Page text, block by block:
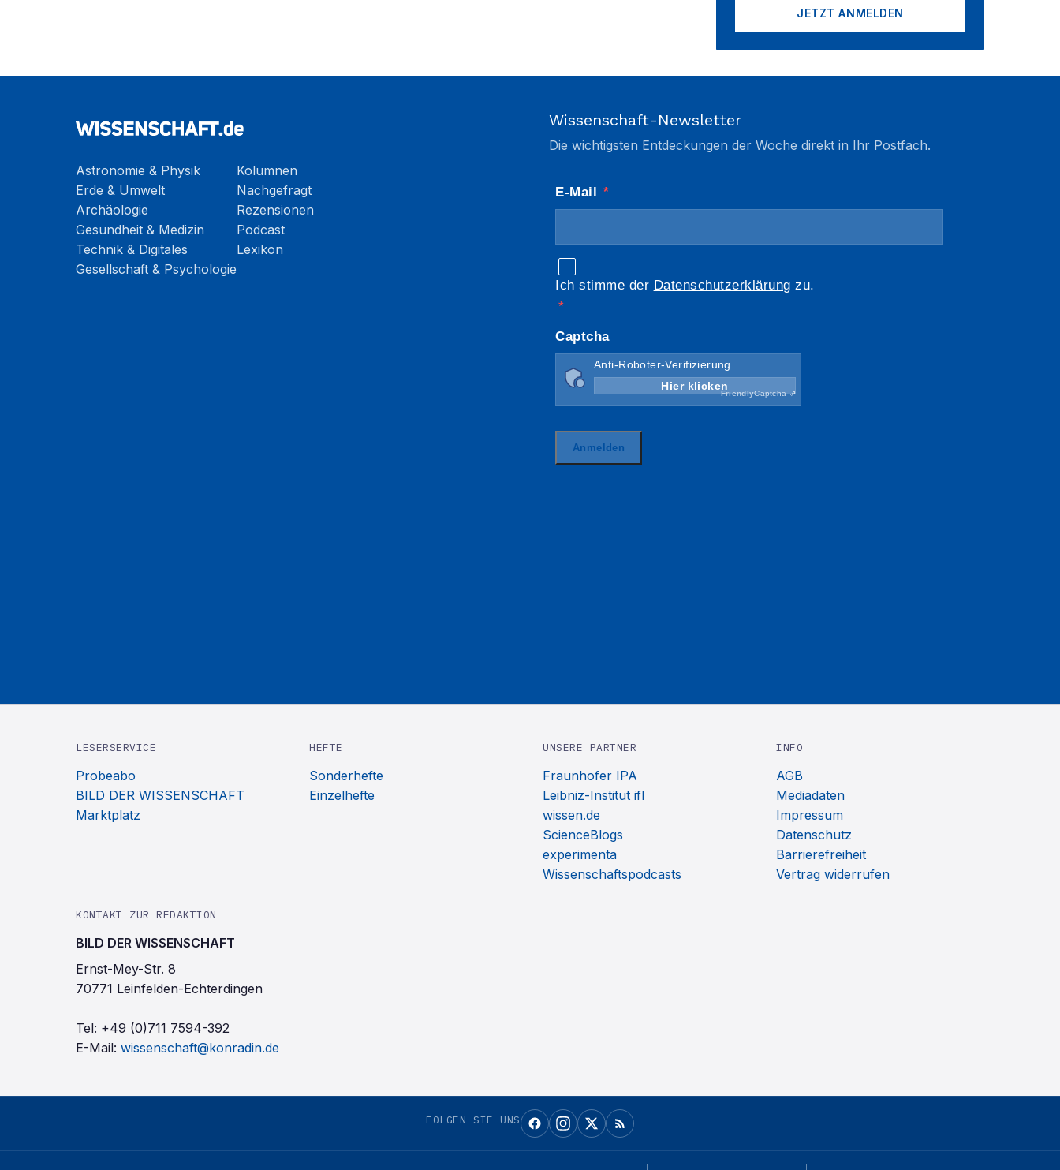
JETZT ANMELDEN
Astronomie & Physik
Erde & Umwelt
Archäologie
Gesundheit & Medizin
Technik & Digitales
Gesellschaft & Psychologie
Kolumnen
Nachgefragt
Rezensionen
Podcast
Lexikon
Wissenschaft-Newsletter
Die wichtigsten Entdeckungen der Woche direkt in Ihr Postfach.
LESERSERVICE
Probeabo
BILD DER WISSENSCHAFT
Marktplatz
HEFTE
Sonderhefte
Einzelhefte
UNSERE PARTNER
Fraunhofer IPA
Leibniz-Institut ifl
wissen.de
ScienceBlogs
experimenta
Wissenschaftspodcasts
INFO
AGB
Mediadaten
Impressum
Datenschutz
Barrierefreiheit
Vertrag widerrufen
KONTAKT ZUR REDAKTION
BILD DER WISSENSCHAFT
Ernst-Mey-Str. 8
70771 Leinfelden-Echterdingen
Tel: +49 (0)711 7594-392
E-Mail: wissenschaft@konradin.de
FOLGEN SIE UNS